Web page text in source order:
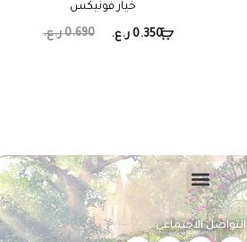
خيار فونيكس
0.690 ر.ع. 0.350 ر.ع.
التواصل الاجتماعي